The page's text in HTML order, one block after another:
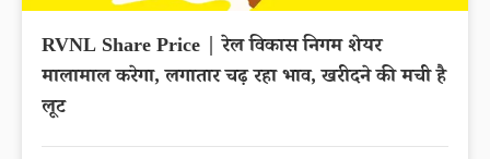
RVNL Share Price | रेल विकास निगम शेयर
मालामाल करेगा, लगातार चढ़ रहा भाव, खरीदने की मची है
लूट